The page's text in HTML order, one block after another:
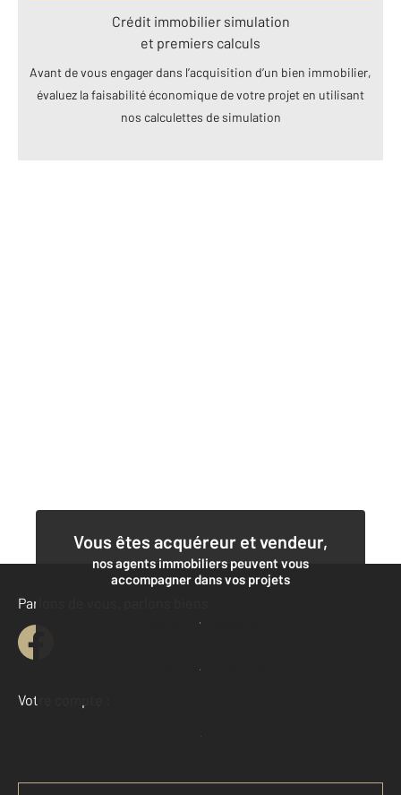
Crédit immobilier simulation
et premiers calculs
Avant de vous engager dans l’acquisition d’un bien immobilier,
évaluez la faisabilité économique de votre projet en utilisant
nos calculettes de simulation
Vous êtes acquéreur et vendeur,
nos agents immobiliers peuvent vous
accompagner dans vos projets
Contacter l'agence
Demander une estimation
Parlons de vous, parlons biens
Votre compte :
Accéder à mon compte